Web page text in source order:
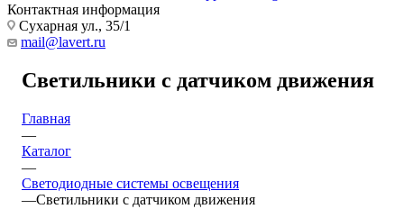
Контактная информация
Сухарная ул., 35/1
mail@lavert.ru
Светильники с датчиком движения
Главная
—
Каталог
—
Светодиодные системы освещения
—Светильники с датчиком движения